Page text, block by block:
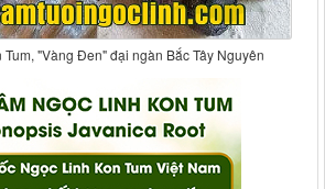
Tum, "Vàng Đen" đại ngàn Bắc Tây Nguyên